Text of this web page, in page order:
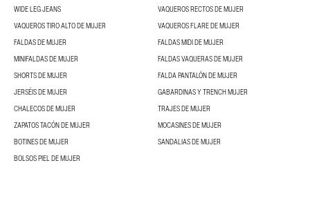
WIDE LEG JEANS
VAQUEROS RECTOS DE MUJER
VAQUEROS TIRO ALTO DE MUJER
VAQUEROS FLARE DE MUJER
FALDAS DE MUJER
FALDAS MIDI DE MUJER
MINIFALDAS DE MUJER
FALDAS VAQUERAS DE MUJER
SHORTS DE MUJER
FALDA PANTALÓN DE MUJER
JERSÉIS DE MUJER
GABARDINAS Y TRENCH MUJER
CHALECOS DE MUJER
TRAJES DE MUJER
ZAPATOS TACÓN DE MUJER
MOCASINES DE MUJER
BOTINES DE MUJER
SANDALIAS DE MUJER
BOLSOS PIEL DE MUJER